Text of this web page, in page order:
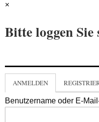
×
Bitte loggen Sie
ANMELDEN
Benutzername oder E-